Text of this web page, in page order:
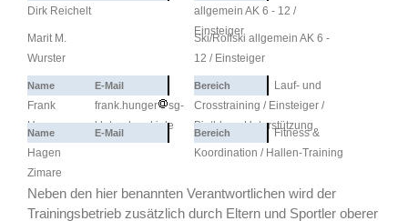
Dirk Reichelt
allgemein AK 6 - 12 /
Einsteiger
Marit M.
Wurster
Ski/Rollski allgemein AK 6 -
12 / Einsteiger
Frank
Hunger
frank.hunger
sg-
klotzsche-ski.de
Lauf- und
Crosstraining / Einsteiger /
Biathlon - Unterstützung
Hagen
Zimare
Fitness &
Koordination / Hallen-Training
Neben den hier benannten Verantwortlichen wird der
Trainingsbetrieb zusätzlich durch Eltern und Sportler oberer